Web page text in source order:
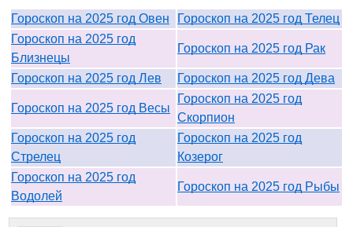
Гороскоп на 2025 год Овен
Гороскоп на 2025 год Телец
Гороскоп на 2025 год
Близнецы
Гороскоп на 2025 год Рак
Гороскоп на 2025 год Лев Гороскоп на 2025 год Дева
Гороскоп на 2025 год Весы
Гороскоп на 2025 год
Скорпион
Гороскоп на 2025 год
Стрелец
Гороскоп на 2025 год
Козерог
Гороскоп на 2025 год
Водолей
Гороскоп на 2025 год Рыбы